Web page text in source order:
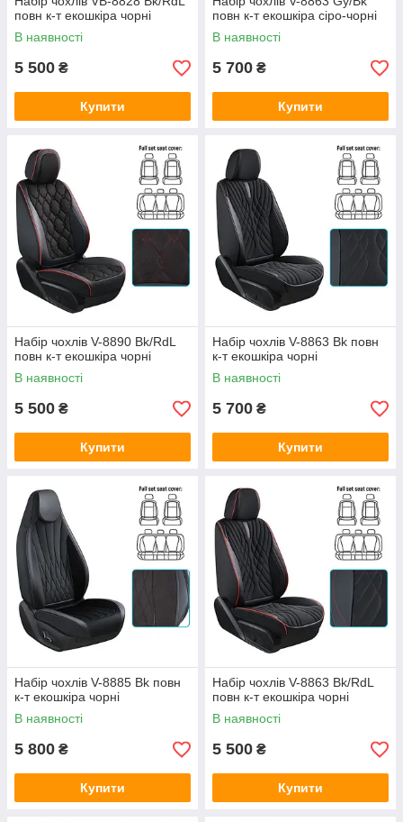
повн к-т екошкіра чорні
В наявності
5 500 ₴
Купити
повн к-т екошкіра сіро-чорні
В наявності
5 700 ₴
Купити
Набір чохлів V-8890 Bk/RdL
повн к-т екошкіра чорні
В наявності
5 500 ₴
Купити
Набір чохлів V-8863 Bk повн
к-т екошкіра чорні
В наявності
5 700 ₴
Купити
Набір чохлів V-8885 Bk повн
к-т екошкіра чорні
В наявності
5 800 ₴
Купити
Набір чохлів V-8863 Bk/RdL
повн к-т екошкіра чорні
В наявності
5 500 ₴
Купити